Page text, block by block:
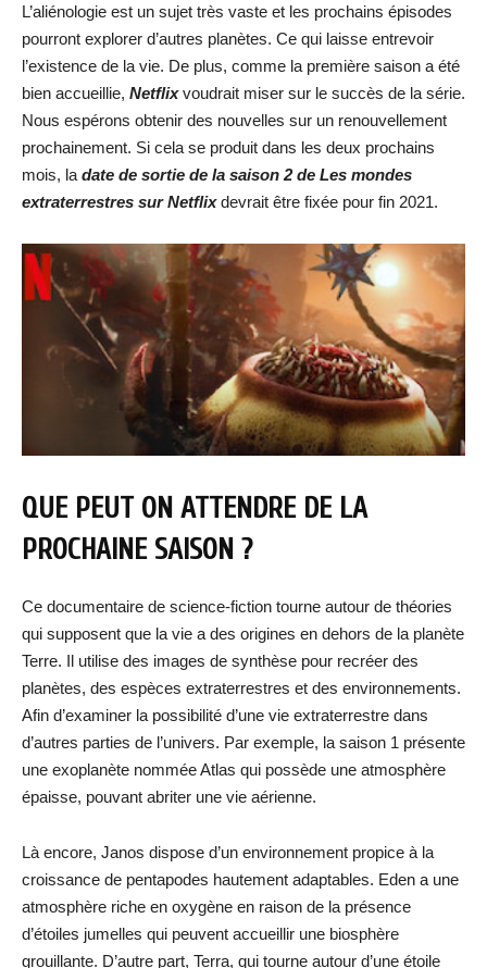
L’aliénologie est un sujet très vaste et les prochains épisodes
pourront explorer d’autres planètes. Ce qui laisse entrevoir
l’existence de la vie. De plus, comme la première saison a été
bien accueillie, Netflixvoudrait miser sur le succès de la série.
Nous espérons obtenir des nouvelles sur un renouvellement
prochainement. Si cela se produit dans les deux prochains
mois, la date de sortie de la saison 2 de Les mondes
extraterrestres sur Netflixdevrait être fixée pour fin 2021.
QUE PEUT ON ATTENDRE DE LA
PROCHAINE SAISON ?
Ce documentaire de science-fiction tourne autour de théories
qui supposent que la vie a des origines en dehors de la planète
Terre. Il utilise des images de synthèse pour recréer des
planètes, des espèces extraterrestres et des environnements.
Afin d’examiner la possibilité d’une vie extraterrestre dans
d’autres parties de l’univers. Par exemple, la saison 1 présente
une exoplanète nommée Atlas qui possède une atmosphère
épaisse, pouvant abriter une vie aérienne.
Là encore, Janos dispose d’un environnement propice à la
croissance de pentapodes hautement adaptables. Eden a une
atmosphère riche en oxygène en raison de la présence
d’étoiles jumelles qui peuvent accueillir une biosphère
grouillante. D’autre part, Terra, qui tourne autour d’une étoile